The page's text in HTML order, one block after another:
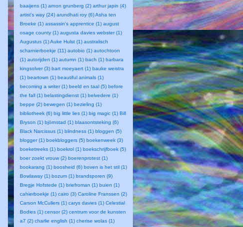
baaijens (1) arnon grunberg (2) arthur japin (4)
artist's way (24) arundhati roy (6)Asha ten
Broeke (1) assassin's apprentice (1) august
osage county (1) augusta davies webster (1)
Augustus (1)Auke Hulst (1) australisch
scharnierboekje (11) autobio (1) autochtoon
(1) autorijden (1) autumn (1) bach (1) barbara
kingsolver (3) bart moeyaert (1) bauke weistra
(1) beartown (1) beautiful animals (1)
becoming a writer (1) beeld en taal (5) before
the fall (1) belastingdienst (1) belvedere (1)
beppe (2) bewegen (1) bezieling (1)
bibliotheek (6) big little lies (1) big magic (1) Bill
Bryson (1) björnstad (1) blaasontsteking (6)
Black Narcissus (1) blindness (1) bloggen (5)
blogger (1) boekbloggers (5) boekenweek (3)
boeketreeks (1) boekrol (1) boekschrijfboek (5)
boer zoekt vrouw (2) boerenprotest (1)
bookarang (1) boosheid (6) boven is het stil (1)
Bowlaway (1) bozum (1) brandsporen (9)
Bregje Hofstede (1) briefroman (1) buien (1)
cahierboekje (1) cairo (3) Caroline Franssen (2)
Carson McCullers (1) carys davies (1) Celestial
Bodies (1) censor (2) centrum voor de kunsten
a7 (2) charlie english (1) cherise wolas (1)